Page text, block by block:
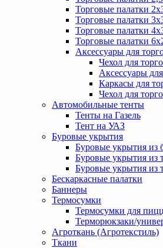
Торговые палатки
Торговые палатки
Торговые палатки
Торговые палатки
Аксессуары для
Чехол для
Аксессуары
Каркасы для
Чехол для
Автомобильные тенты
Тенты на Газель
Тент на УАЗ
Буровые укрытия
Буровые укрытия из
Буровые укрытия из
Буровые укрытия
Бескаркасные палатки
Баннеры
Термосумки
Термосумки для
Терморюкзаки/
Агроткань (Агротекстиль)
Ткани